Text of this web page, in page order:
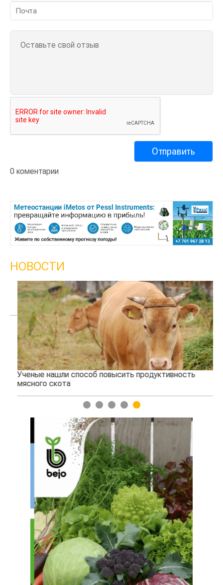
0 коментарии
НОВОСТИ
Ученые нашли способ повысить продуктивность
мясного скота
1 2 3 4 5